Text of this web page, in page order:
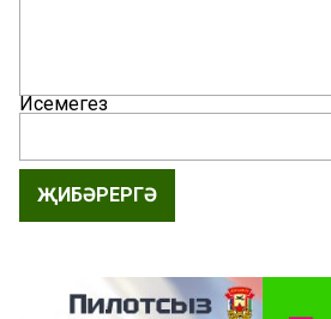
Исемегез
ҖИБӘРЕРГӘ